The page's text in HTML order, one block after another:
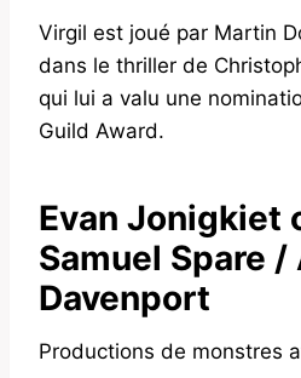
Virgil est joué par Martin
dans le thriller de
qui lui a valu une
Guild Award.
Evan Jonigkiet
Samuel Spare
Davenport
Productions de monstres